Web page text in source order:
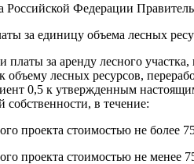
Российской Федерации
за единицу объема лесных
платы за аренду лесного
объему лесных ресурсов,
0,5 к утвержденным
собственности, в течение:
проекта стоимостью не более
проекта стоимостью не менее